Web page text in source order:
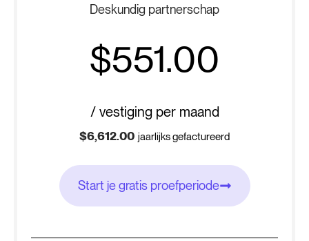
Deskundig partnerschap
$551.00
/ vestiging per maand
$6,612.00 jaarlijks gefactureerd
Start je gratis proefperiode